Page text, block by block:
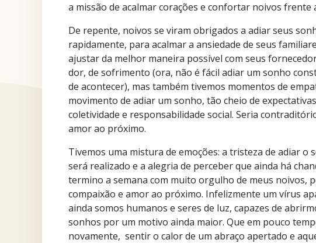
a missão de acalmar corações e confortar noivos frente
De repente, noivos se viram obrigados a adiar seus
rapidamente, para acalmar a ansiedade de seus
ajustar da melhor maneira possível com seus
dor, de sofrimento (ora, não é fácil adiar um sonho
de acontecer), mas também tivemos momentos de
movimento de adiar um sonho, tão cheio de
coletividade e responsabilidade social. Seria
amor ao próximo.
Tivemos uma mistura de emoções: a tristeza de adiar o
será realizado e a alegria de perceber que ainda há
termino a semana com muito orgulho de meus noivos,
compaixão e amor ao próximo. Infelizmente um vírus
ainda somos humanos e seres de luz, capazes de
sonhos por um motivo ainda maior. Que em pouco
novamente, sentir o calor de um abraço apertado e